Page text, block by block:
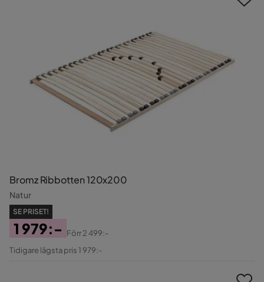
Bromz Ribbotten 120x200
Natur
SE PRISET!
Pris
1 979:-
Original
Förr2 499:-
Tidigare lägsta pris 1 979:-